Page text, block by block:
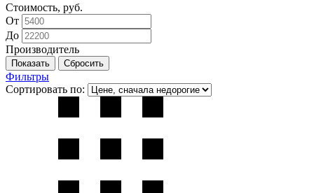
Стоимость, руб.
От
До
Производитель
Фильтры
Сортировать по: